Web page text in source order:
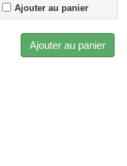
Ajouter au panier
Ajouter au panier